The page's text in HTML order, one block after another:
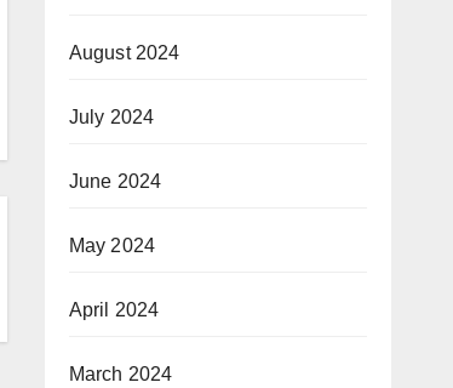
August 2024
July 2024
June 2024
May 2024
April 2024
March 2024